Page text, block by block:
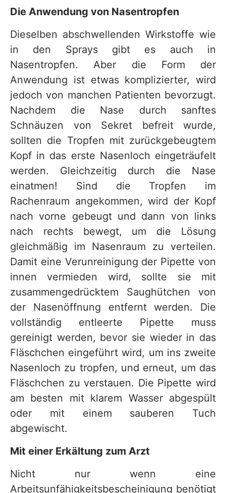
Die Anwendung von Nasentropfen
Dieselben abschwellenden Wirkstoffe wie
in den Sprays gibt es auch in
Nasentropfen. Aber die Form der
Anwendung ist etwas komplizierter, wird
jedoch von manchen Patienten bevorzugt.
Nachdem die Nase durch sanftes
Schnäuzen von Sekret befreit wurde,
sollten die Tropfen mit zurückgebeugtem
Kopf in das erste Nasenloch eingeträufelt
werden. Gleichzeitig durch die Nase
einatmen! Sind die Tropfen im
Rachenraum angekommen, wird der Kopf
nach vorne gebeugt und dann von links
nach rechts bewegt, um die Lösung
gleichmäßig im Nasenraum zu verteilen.
Damit eine Verunreinigung der Pipette von
innen vermieden wird, sollte sie mit
zusammengedrücktem Saughütchen von
der Nasenöffnung entfernt werden. Die
vollständig entleerte Pipette muss
gereinigt werden, bevor sie wieder in das
Fläschchen eingeführt wird, um ins zweite
Nasenloch zu tropfen, und erneut, um das
Fläschchen zu verstauen. Die Pipette wird
am besten mit klarem Wasser abgespült
oder mit einem sauberen Tuch
abgewischt.
Mit einer Erkältung zum Arzt
Nicht nur wenn eine
Arbeitsunfähigkeitsbescheinigung benötigt